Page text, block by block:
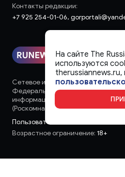
Сетевое издание «runews» (18+)
Федеральной службе по надзору
информационных технологий и
(Роскомнадзор)
Пользовательское соглашение
Возрастное ограничение: 18+
Контакты редакции:
+7 925 254-01-06,
На сайте The
используются